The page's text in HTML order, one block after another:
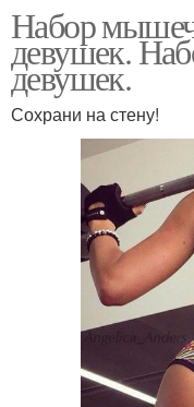
Набор
девушек.
девушек.
Сохрани на стену!